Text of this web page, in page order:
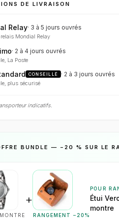
DE LIVRAISON
Relay· 3 à 5 jours ouvrés
Mondial Relay
· 2 à 4 jours ouvrés
La Poste
CONSEILLÉ · 2 à 3 jours ouvrés
plus sécurisé
indicatifs.
BUNDLE — − 20 % SUR LE
+
RANGEMENT − 20 %
POUR
Étui
montre